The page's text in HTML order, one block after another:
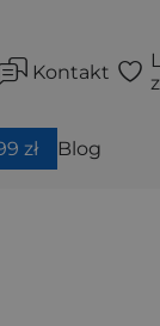
Kontakt
zł Blog